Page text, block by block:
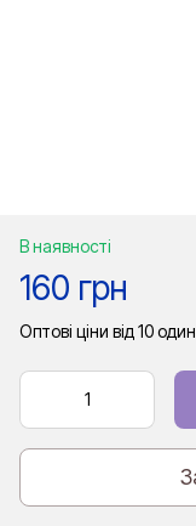
В наявності
160 грн
Оптові ціни від 10